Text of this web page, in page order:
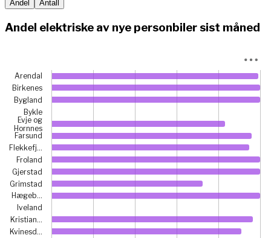
Andel Antall
Andel elektriske av nye personbiler sist måned
Bar chart with 25 bars.
View as data table, Chart
The chart has 1 X axis displaying categories.
The chart has 1 Y axis displaying prosent. Data ranges
Arendal
Birkenes
Bygland
Bykle
Evje og
Hornnes
Farsund
Flekkefj…
Froland
Gjerstad
Grimstad
Hægeb…
Iveland
Kristian…
Kvinesd…